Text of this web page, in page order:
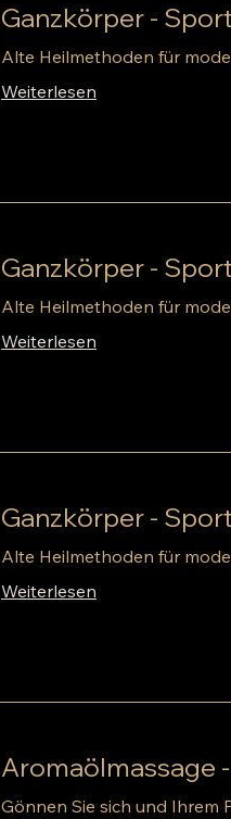
Ganzkörper -
Alte Heilmethoden für
Weiterlesen
Ganzkörper -
Alte Heilmethoden für
Weiterlesen
Ganzkörper -
Alte Heilmethoden für
Weiterlesen
Aromaölmassage
Gönnen Sie sich und